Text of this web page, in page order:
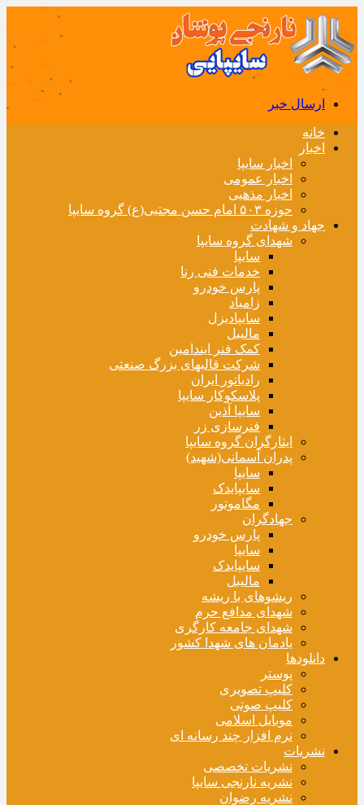
ارسال خبر
خانه
اخبار
اخبار سایپا
اخبار عمومی
اخبار مذهبی
حوزه ۵۰۳ امام حسن مجتبی(ع) گروه سایپا
جهاد و شهادت
شهدای گروه سایپا
سایپا
خدمات فنی رنا
پارس خودرو
زامیاد
سایپادیزل
مالیبل
کمک فنر ایندامین
شرکت قالبهای بزرگ صنعتی
رادیاتور ایران
پلاسکوکار سایپا
سایپا آذین
فنرسازی زر
ایثارگران گروه سایپا
پدران آسمانی(شهید)
سایپا
سایپایدک
مگاموتور
جهادگران
پارس خودرو
سایپا
سایپایدک
مالیبل
ریشوهای با ریشه
شهدای مدافع حرم
شهدای جامعه کارگری
یادمان های شهدا کشور
دانلودها
پوستر
کلیپ تصویری
کلیپ صوتی
موبایل اسلامی
نرم افزار چند رسانه ای
نشریات
نشریات تخصصی
نشریه نارنجی سایپا
نشریه رضوان